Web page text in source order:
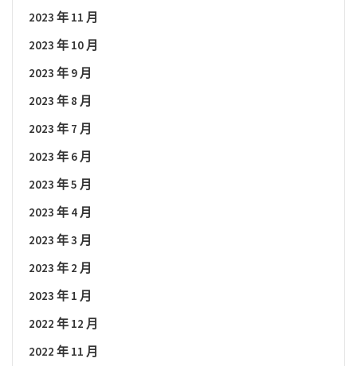
2023 年 11 月
2023 年 10 月
2023 年 9 月
2023 年 8 月
2023 年 7 月
2023 年 6 月
2023 年 5 月
2023 年 4 月
2023 年 3 月
2023 年 2 月
2023 年 1 月
2022 年 12 月
2022 年 11 月